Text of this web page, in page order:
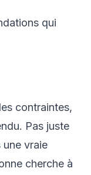
qui
contraintes,
Pas juste
une vraie
cherche à